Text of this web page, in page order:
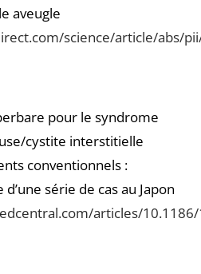
aveugle
science/article/abs/
pour le syndrome
cystite interstitielle
conventionnels :
série de cas au Japon
articles/